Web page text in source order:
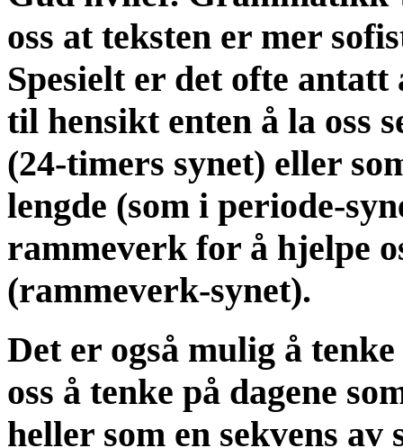
oss at teksten er mer
Spesielt er det ofte
til hensikt enten å la oss
(24-timers synet) eller
lengde (som i periode-
rammeverk for å hjelpe
(rammeverk-synet).
Det er også mulig å
oss å tenke på dagene
heller som en sekvens